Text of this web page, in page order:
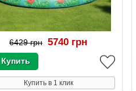
6429 грн 5740 грн
Купить в 1 клик